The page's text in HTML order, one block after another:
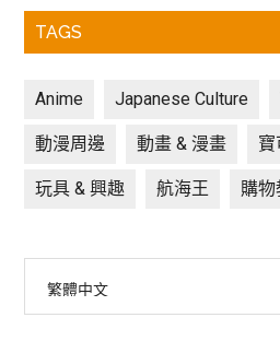
TAGS
Anime Japanese Culture
動漫周邊 動畫 & 漫畫 寶
玩具 & 興趣 航海王 購